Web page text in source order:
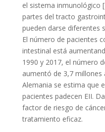
el sistema inmunológico
partes del tracto
pueden darse diferentes
El número de pacientes
intestinal está
1990 y 2017, el número
aumentó de 3,7 millones
Alemania se estima que
pacientes padecen EII.
factor de riesgo de
tratamiento eficaz.